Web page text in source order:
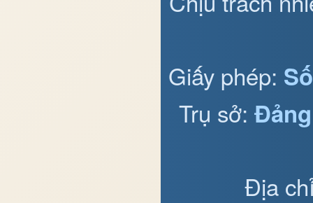
Giấy phép:
Trụ sở:
Địa